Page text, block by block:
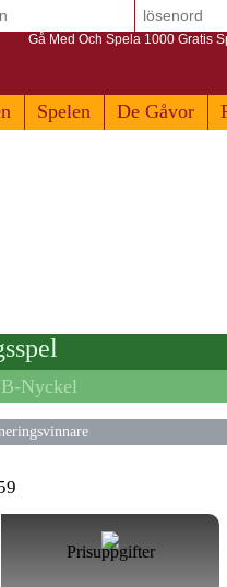
Spelen De Gåvor
Gå Med Och Spela 1000 Gratis
Nyckel
Prisuppgifter